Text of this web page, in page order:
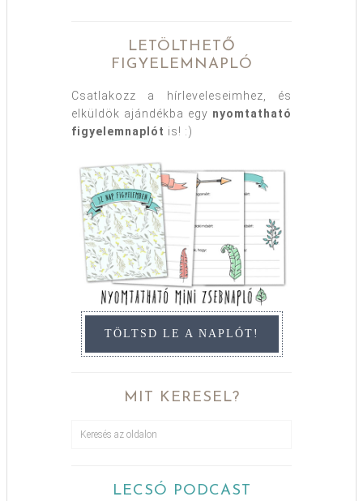
LETÖLTHETŐ
FIGYELEMNAPLÓ
Csatlakozz a hírleveleseimhez, és
elküldök ajándékba egy nyomtatható
figyelemnaplót is! :)
TÖLTSD LE A NAPLÓT!
MIT KERESEL?
LECSÓ PODCAST